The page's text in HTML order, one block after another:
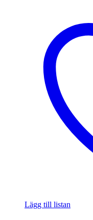
Lägg till listan